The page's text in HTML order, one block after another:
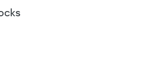
von 5 von 5 Sternen